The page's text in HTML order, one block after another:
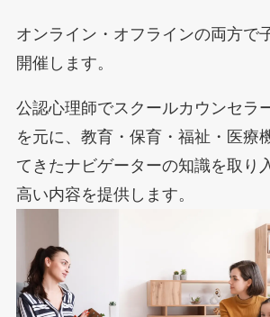
オンライン・オフラインの両方で
開催します。
公認心理師でスクールカウンセラ
を元に、教育・保育・福祉・医療
てきたナビゲーターの知識を取り
高い内容を提供します。